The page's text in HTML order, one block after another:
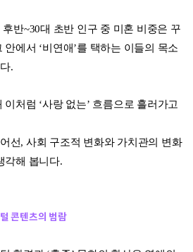
반~30대 초반 인구 중 미혼 비중은 꾸
에서 ‘비연애’를 택하는 이들의 목소
.
처럼 ‘사랑 없는’ 흐름으로 흘러가고
선, 사회 구조적 변화와 가치관의 변화
각해 봅니다.
콘텐츠의 범람